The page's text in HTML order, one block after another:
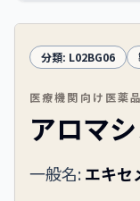
分類: L02BG06
医療機関向け医薬
アロマ
一般名: エキセ